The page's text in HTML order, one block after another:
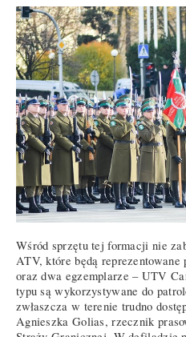
Wśród sprzętu tej formacji nie
ATV, które będą
oraz dwa egzemplarze – UTV
typu są wykorzystywane do
zwłaszcza w terenie trudno
Agnieszka Golias, rzecznik